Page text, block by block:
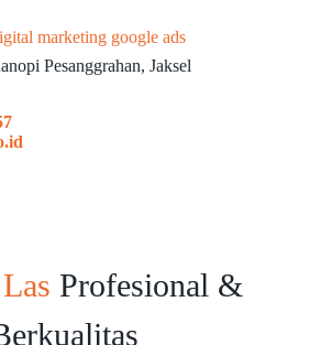
Pesanggrahan, Jaksel
Profesional &